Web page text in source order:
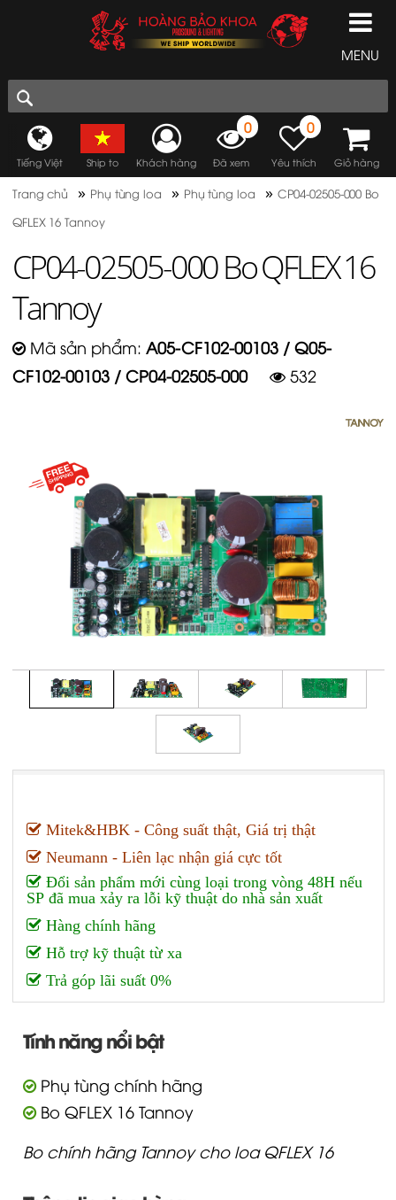
MENU
Tiếng Việt Ship to Khách hàng
0
Đã xem
0
Yêu thích Giỏ hàng
Trang chủ » Phụ tùng loa » Phụ tùng loa » CP04-02505-000 Bo
QFLEX 16 Tannoy
CP04-02505-000 Bo QFLEX 16
Tannoy
Mã sản phẩm: A05-CF102-00103 / Q05-
CF102-00103 / CP04-02505-000
532
Mitek&HBK - Công suất thật, Giá trị thật
Neumann - Liên lạc nhận giá cực tốt
Đổi sản phẩm mới cùng loại trong vòng 48H nếu
SP đã mua xảy ra lỗi kỹ thuật do nhà sản xuất
Hàng chính hãng
Hỗ trợ kỹ thuật từ xa
Trả góp lãi suất 0%
Tính năng nổi bật
Phụ tùng chính hãng
Bo QFLEX 16 Tannoy
Bo chính hãng Tannoy cho loa QFLEX 16